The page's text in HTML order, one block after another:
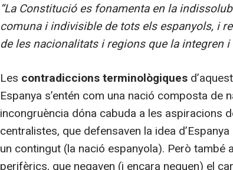
“La Constitució es fonamenta en la
comuna i indivisible de tots els espanyols, i
de les nacionalitats i regions que la integren
Les contradiccions terminològiques
Espanya s’entén com una nació composta de
incongruència dóna cabuda a les aspiracions
centralistes, que defensaven la idea
un contingut (la nació espanyola). Però
perifèrics, que negaven (i encara neguen) el